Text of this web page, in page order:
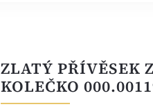
ZLATÝ PŘÍVĚSEK
KOLEČKO